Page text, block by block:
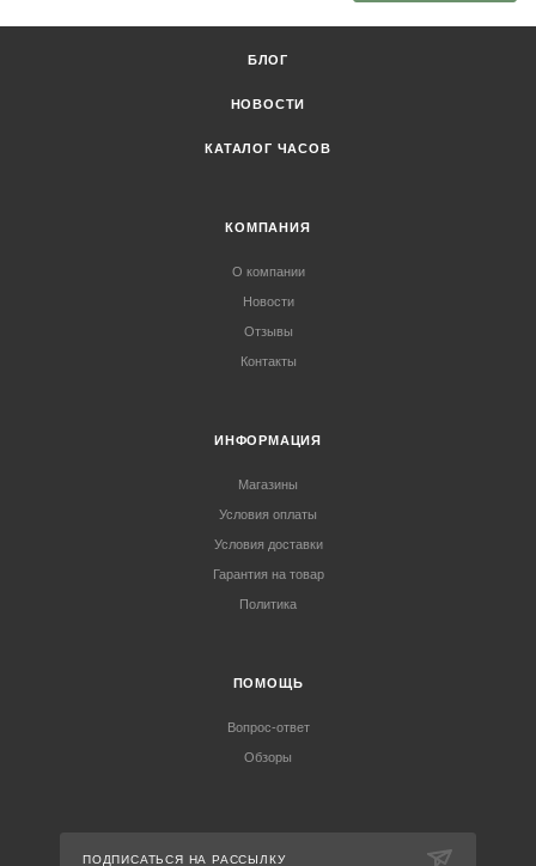
БЛОГ
НОВОСТИ
КАТАЛОГ ЧАСОВ
КОМПАНИЯ
О компании
Новости
Отзывы
Контакты
ИНФОРМАЦИЯ
Магазины
Условия оплаты
Условия доставки
Гарантия на товар
Политика
ПОМОЩЬ
Вопрос-ответ
Обзоры
ПОДПИСАТЬСЯ НА РАССЫЛКУ